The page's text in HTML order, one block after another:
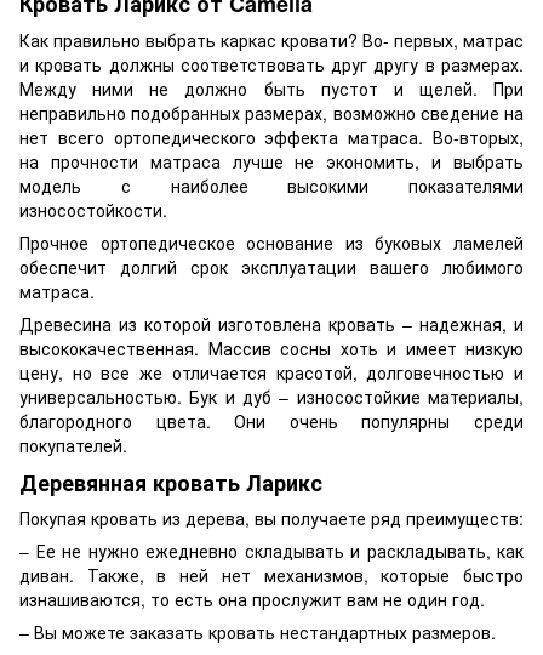
Как правильно выбрать каркас кровати? Во- первых, матрас
и кровать должны соответствовать друг другу в размерах.
Между ними не должно быть пустот и щелей. При
неправильно подобранных размерах, возможно сведение на
нет всего ортопедического эффекта матраса. Во-вторых,
на прочности матраса лучше не экономить, и выбрать
модель с наиболее высокими показателями
износостойкости.
Прочное ортопедическое основание из буковых ламелей
обеспечит долгий срок эксплуатации вашего любимого
матраса.
Древесина из которой изготовлена кровать – надежная, и
высококачественная. Массив сосны хоть и имеет низкую
цену, но все же отличается красотой, долговечностью и
универсальностью. Бук и дуб – износостойкие материалы,
благородного цвета. Они очень популярны среди
покупателей.
Деревянная кровать Ларикс
Покупая кровать из дерева, вы получаете ряд преимуществ:
– Ее не нужно ежедневно складывать и раскладывать, как
диван. Также, в ней нет механизмов, которые быстро
изнашиваются, то есть она прослужит вам не один год.
– Вы можете заказать кровать нестандартных размеров.